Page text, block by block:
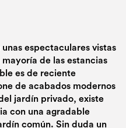
espectaculares vistas
mayoría de las estancias
es de reciente
de acabados modernos
jardín privado, existe
con una agradable
común. Sin duda un